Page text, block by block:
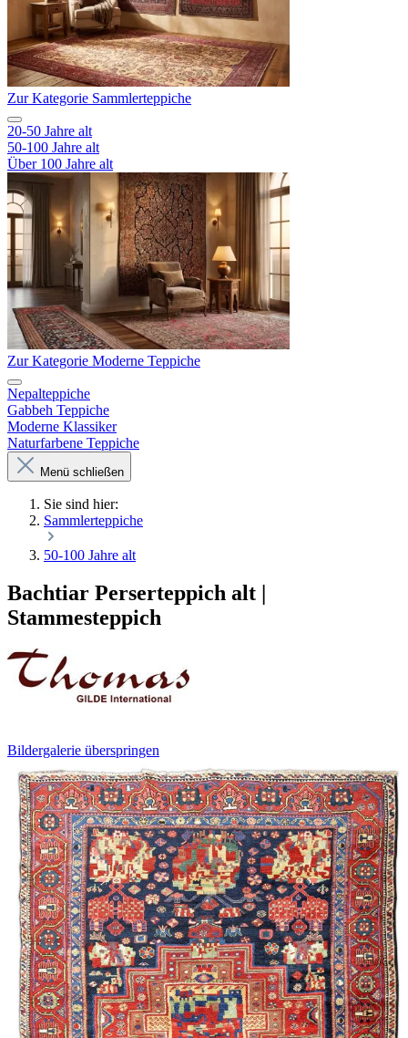
Zur Kategorie Sammlerteppiche
20-50 Jahre alt
50-100 Jahre alt
Über 100 Jahre alt
Zur Kategorie Moderne Teppiche
Nepalteppiche
Gabbeh Teppiche
Moderne Klassiker
Naturfarbene Teppiche
Menü schließen
Sie sind hier:
Sammlerteppiche
50-100 Jahre alt
Bachtiar Perserteppich alt |
Stammesteppich
Bildergalerie überspringen